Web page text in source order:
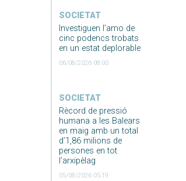
SOCIETAT
Investiguen l’amo de
cinc podencs trobats
en un estat deplorable
06/08/2026 08:00
SOCIETAT
Rècord de pressió
humana a les Balears
en maig amb un total
d’1,86 milions de
persones en tot
l’arxipèlag
05/08/2026 05:19